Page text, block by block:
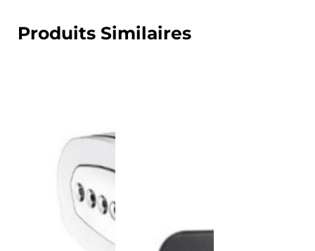
Produits Similaires